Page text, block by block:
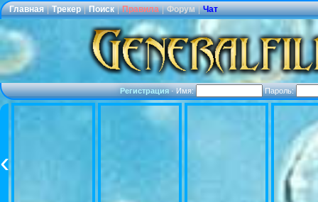
Главная | Трекер | Поиск | Правила | Форум | Чат
Регистрация·Имя: Пароль: